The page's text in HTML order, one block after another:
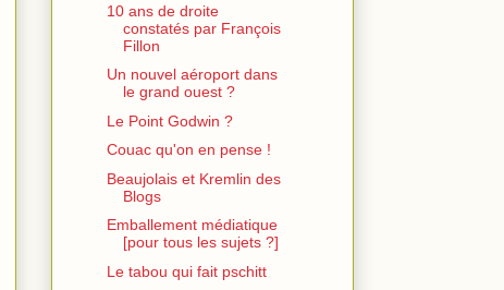
10 ans de droite
constatés par François
Fillon
Un nouvel aéroport dans
le grand ouest ?
Le Point Godwin ?
Couac qu'on en pense !
Beaujolais et Kremlin des
Blogs
Emballement médiatique
[pour tous les sujets ?]
Le tabou qui fait pschitt